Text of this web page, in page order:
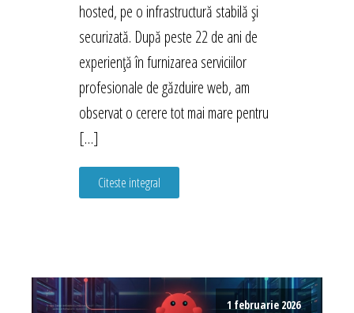
hosted, pe o infrastructură stabilă și
securizată. După peste 22 de ani de
experiență în furnizarea serviciilor
profesionale de găzduire web, am
observat o cerere tot mai mare pentru
[…]
Citeste integral
1 februarie 2026